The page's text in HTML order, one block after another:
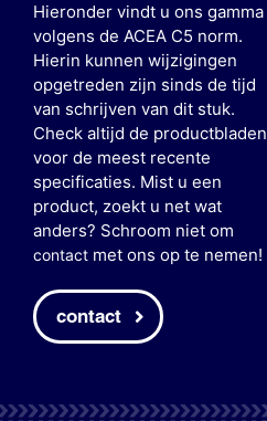
Hieronder vindt u ons gamma
volgens de ACEA C5 norm.
Hierin kunnen wijzigingen
opgetreden zijn sinds de tijd
van schrijven van dit stuk.
Check altijd de productbladen
voor de meest recente
specificaties. Mist u een
product, zoekt u net wat
anders? Schroom niet om
contactmet ons op te nemen!
contact